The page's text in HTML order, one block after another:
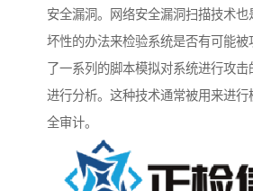
安全漏洞。网络安全漏洞扫描技术
坏性的办法来检验系统是否有可能被
了一系列的脚本模拟对系统进行攻
进行分析。这种技术通常被用来进行
全审计。